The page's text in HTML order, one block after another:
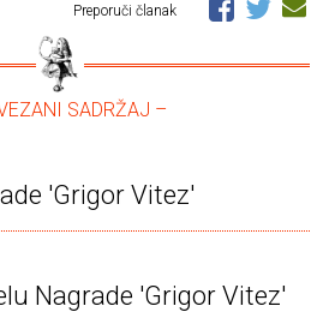
Preporuči članak
SADRŽAJ –
'Grigor Vitez'
Nagrade 'Grigor Vitez'